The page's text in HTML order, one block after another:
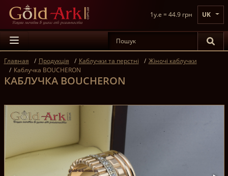
UK
1y.e = 44.9 грн
Главная Продукція Каблучки та перстні
Жіночі каблучки
Каблучка BOUCHERON
КАБЛУЧКА BOUCHERON